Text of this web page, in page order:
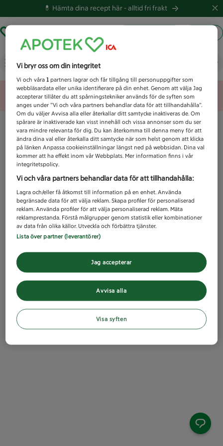
💊 Hämta dina recept här -alltid fri frakt
Vad letar du efter idag?
Unknown error
Vi bryr oss om din integritet
Vi och våra1 partners lagrar och får tillgång till personuppgifter som
webbläsardata eller unika identifierare på din enhet. Genom att välja Jag
accepterar tillåter du att spårningstekniker används för de syften som
anges under ”Vi och våra partners behandlar data för att tillhandahålla”.
Om du väljer Avvisa alla eller återkallar ditt samtycke inaktiveras de. Om
spårare är inaktiverade kan visst innehåll och vissa annonser som du ser
vara mindre relevanta för dig. Du kan återkomma till denna meny för att
ändra dina val eller återkalla ditt samtycke när som helst genom att klicka
på länken Anpassa cookieinställningar längst ned på webbsidan. Dina val
kommer att ha effekt inom vår Webbplats. Mer information finns i vår
integritetspolicy.
Vi och våra partners behandlar data för att tillhandahålla:
Lagra och/eller få åtkomst till information på en enhet. Använda
begränsade data för att välja reklam. Skapa profiler för personaliserad
reklam. Använda profiler för att välja personaliserad reklam. Mäta
reklamprestanda. Förstå målgrupper genom statistik eller kombinationer
av data från olika källor. Utveckla och förbättra tjänster.
Lista över partner (leverantörer)
Avvisa alla
Jag accepterar
Visa syften